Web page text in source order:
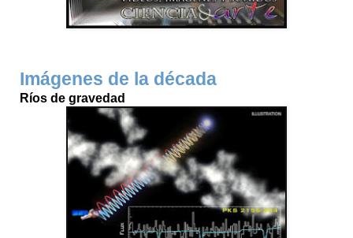
Imágenes de la década
Ríos de gravedad